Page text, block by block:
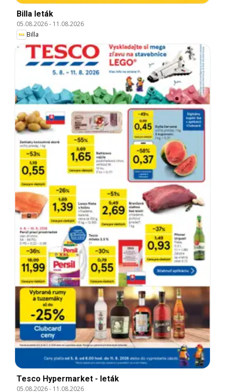
Billa leták
05.08.2026- 11.08.2026
Billa
Tesco Hypermarket - leták
05.08.2026- 11.08.2026